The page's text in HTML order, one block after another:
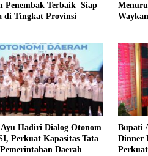
Penembak Terbaik Siap
di Tingkat Provinsi
Hadiri Dialog Otonom
Perkuat Kapasitas Tata
Daerah
Bupati
Dinner